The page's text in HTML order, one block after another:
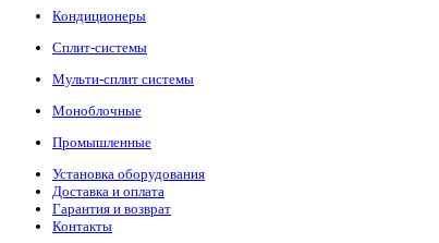
Кондиционеры
Сплит-системы
Мульти-сплит системы
Моноблочные
Промышленные
Установка оборудования
Доставка и оплата
Гарантия и возврат
Контакты